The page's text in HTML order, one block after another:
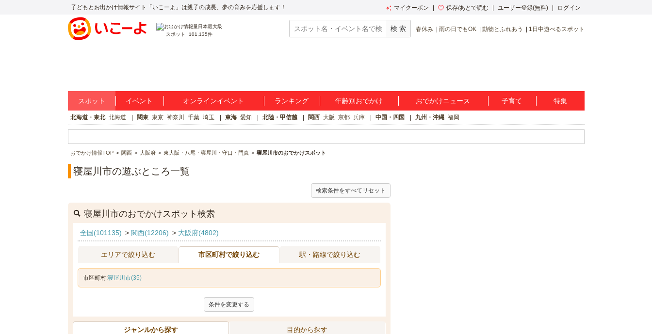
子どもとお出かけ情報サイト「いこーよ」は親子の成長、夢の育みを応援します！ マイクーポン 保存/あとで読む ユーザー登録(無料) ログイン
スポット 101,135件
春休み 雨の日でもOK 動物とふれあう 1日中遊べるスポット
スポット イベント オンラインイベント ランキング 年齢別おでかけ おでかけニュース 子育て 特集
北海道・東北 北海道 関東 東京 神奈川 千葉 埼玉 東海 愛知 北陸・甲信越 関西 大阪 京都 兵庫 中国・四国 九州・沖縄 福岡
おでかけ情報TOP 関西 大阪府 東大阪・八尾・寝屋川・守口・門真 寝屋川市のおでかけスポット
寝屋川市の遊ぶところ一覧
検索条件をすべてリセット
寝屋川市のおでかけスポット検索
全国(101135) > 関西(12206) > 大阪府(4802)
エリアで絞り込む 市区町村で絞り込む 駅・路線で絞り込む
市区町村:寝屋川市(35)
条件を変更する
ジャンルから探す 目的から探す